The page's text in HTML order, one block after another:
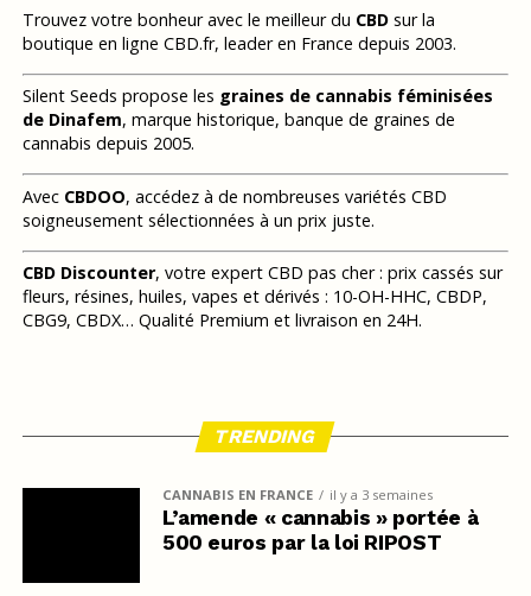
Trouvez votre bonheur avec le meilleur du CBDsur la
boutique en ligne CBD.fr, leader en France depuis 2003.
Silent Seeds propose les graines de cannabis féminisées
de Dinafem, marque historique, banque de graines de
cannabis depuis 2005.
Avec CBDOO, accédez à de nombreuses variétés CBD
soigneusement sélectionnées à un prix juste.
CBD Discounter, votre expert CBD pas cher : prix cassés sur
fleurs, résines, huiles, vapes et dérivés : 10-OH-HHC, CBDP,
CBG9, CBDX… Qualité Premium et livraison en 24H.
TRENDING
CANNABIS EN FRANCE il y a 3 semaines
L’amende « cannabis » portée à
500 euros par la loi RIPOST